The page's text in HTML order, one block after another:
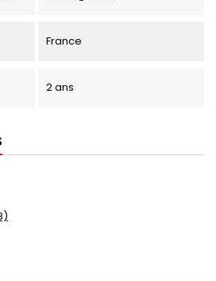
France
2 ans